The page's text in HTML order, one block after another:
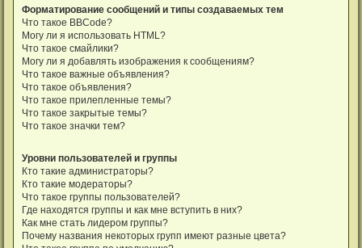
Форматирование сообщений и типы создаваемых тем
Что такое BBCode?
Могу ли я использовать HTML?
Что такое смайлики?
Могу ли я добавлять изображения к сообщениям?
Что такое важные объявления?
Что такое объявления?
Что такое прилепленные темы?
Что такое закрытые темы?
Что такое значки тем?
Уровни пользователей и группы
Кто такие администраторы?
Кто такие модераторы?
Что такое группы пользователей?
Где находятся группы и как мне вступить в них?
Как мне стать лидером группы?
Почему названия некоторых групп имеют разные цвета?